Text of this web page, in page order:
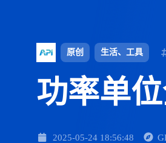
原创 生活、工具
功率单
2025-05-24 18:56:48